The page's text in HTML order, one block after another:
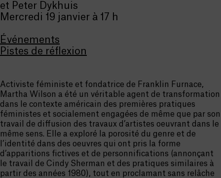
et Peter Dykhuis
Mercredi 19 janvier à 17 h
Événements
Pistes de réflexion
Activiste féministe et fondatrice de Franklin Furnace,
Martha Wilson a été un véritable agent de transformation
dans le contexte américain des premières pratiques
féministes et socialement engagées de même que par son
travail de diffusion des travaux d’artistes oeuvrant dans le
même sens. Elle a exploré la porosité du genre et de
l’identité dans des oeuvres qui ont pris la forme
d’apparitions fictives et de personnifications (annonçant
le travail de Cindy Sherman et des pratiques similaires à
partir des années 1980), tout en proclamant sans relâche